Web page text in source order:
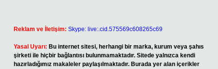
Reklam ve İletişim: Skype: live:.cid.575569c608265c69
Yasal Uyarı: Bu internet sitesi, herhangi bir marka, kurum veya şahıs
şirketi ile hiçbir bağlantısı bulunmamaktadır. Sitede yalnızca kendi
hazırladığımız makaleler paylaşılmaktadır. Burada yer alan içerikler